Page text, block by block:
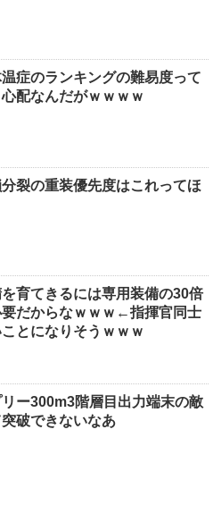
温症のランキングの難易度って
配なんだがｗｗｗｗ
分裂の重装優先度はこれってほ
を育てきるには専用装備の30倍
要だからなｗｗｗ←指揮官同士
とになりそうｗｗｗ
リー300m3階層目出力端末の敵
破できないなあ